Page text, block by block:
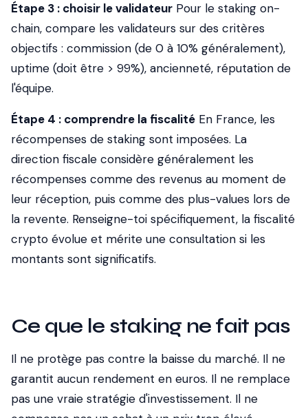
Étape 3 : choisir le validateur Pour le staking on-
chain, compare les validateurs sur des critères
objectifs : commission (de 0 à 10% généralement),
uptime (doit être > 99%), ancienneté, réputation de
l'équipe.
Étape 4 : comprendre la fiscalité En France, les
récompenses de staking sont imposées. La
direction fiscale considère généralement les
récompenses comme des revenus au moment de
leur réception, puis comme des plus-values lors de
la revente. Renseigne-toi spécifiquement, la fiscalité
crypto évolue et mérite une consultation si les
montants sont significatifs.
Ce que le staking ne fait pas
Il ne protège pas contre la baisse du marché. Il ne
garantit aucun rendement en euros. Il ne remplace
pas une vraie stratégie d'investissement. Il ne